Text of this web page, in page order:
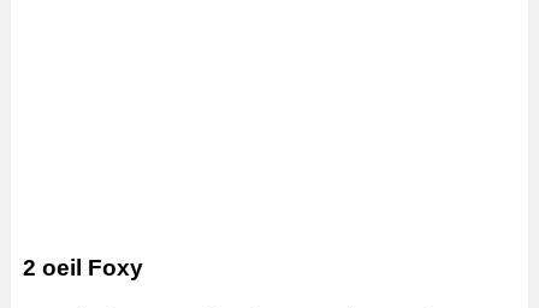
2 oeil Foxy